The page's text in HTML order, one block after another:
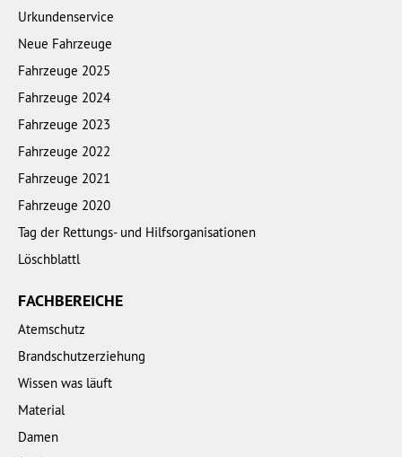
Urkundenservice
Neue Fahrzeuge
Fahrzeuge 2025
Fahrzeuge 2024
Fahrzeuge 2023
Fahrzeuge 2022
Fahrzeuge 2021
Fahrzeuge 2020
Tag der Rettungs- und Hilfsorganisationen
Löschblattl
FACHBEREICHE
Atemschutz
Brandschutzerziehung
Wissen was läuft
Material
Damen